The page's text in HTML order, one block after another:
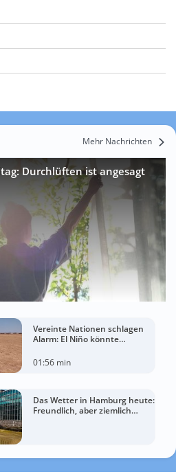
Mehr Nachrichten
Durchlüften ist angesagt
Vereinte Nationen schlagen
Alarm: El Niño könnte
Menschen verschärfen
01:56 min
Das Wetter in Hamburg heute:
Freundlich, aber ziemlich